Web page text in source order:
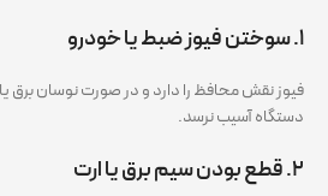
۱. سوختن فیوز ضبط یا خودرو
فیوز نقش محافظ را دارد و در صورت نوسان برق
دستگاه آسیب نرسد.
۲. قطع بودن سیم برق یا ارت